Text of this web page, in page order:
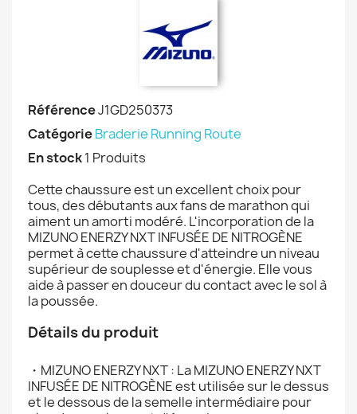
RéférenceJ1GD250373
CatégorieBraderie Running Route
En stock1 Produits
Cette chaussure est un excellent choix pour
tous, des débutants aux fans de marathon qui
aiment un amorti modéré. L'incorporation de la
MIZUNO ENERZY NXT INFUSÉE DE NITROGÈNE
permet à cette chaussure d'atteindre un niveau
supérieur de souplesse et d'énergie. Elle vous
aide à passer en douceur du contact avec le sol à
la poussée.
Détails du produit
・MIZUNO ENERZY NXT : La MIZUNO ENERZY NXT
INFUSÉE DE NITROGÈNE est utilisée sur le dessus
et le dessous de la semelle intermédiaire pour